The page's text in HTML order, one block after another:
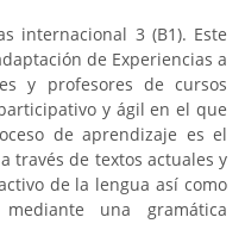
internacional 3 (B1). Este
de Experiencias a
y profesores de cursos
y ágil en el que
de aprendizaje es el
través de textos actuales y
de la lengua así como
una gramática